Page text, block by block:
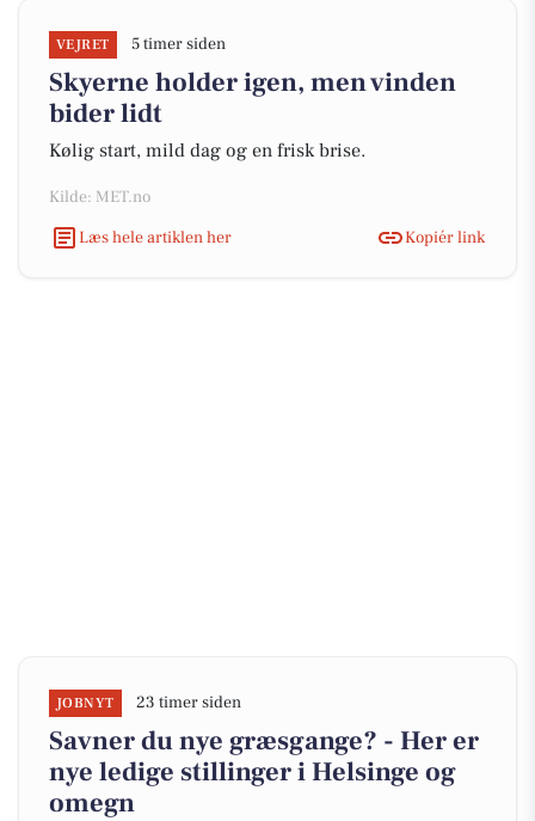
VEJRET 5 timer siden
Skyerne holder igen, men vinden
bider lidt
Kølig start, mild dag og en frisk brise.
Kilde: MET.no
Læs hele artiklen her
Kopiér link
JOBNYT 23 timer siden
Savner du nye græsgange? - Her er
nye ledige stillinger i Helsinge og
omegn